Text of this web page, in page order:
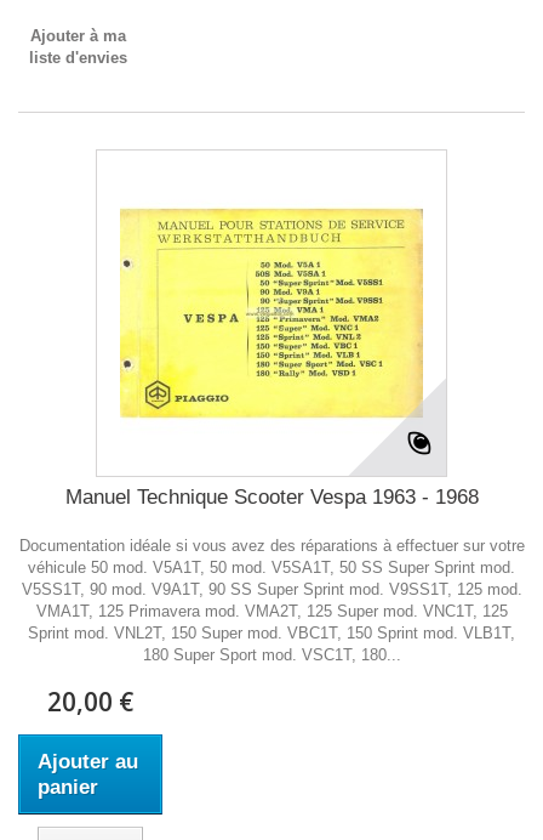
Ajouter à ma
liste d'envies
Manuel Technique Scooter Vespa 1963 - 1968
Documentation idéale si vous avez des réparations à effectuer sur votre
véhicule 50 mod. V5A1T, 50 mod. V5SA1T, 50 SS Super Sprint mod.
V5SS1T, 90 mod. V9A1T, 90 SS Super Sprint mod. V9SS1T, 125 mod.
VMA1T, 125 Primavera mod. VMA2T, 125 Super mod. VNC1T, 125
Sprint mod. VNL2T, 150 Super mod. VBC1T, 150 Sprint mod. VLB1T,
180 Super Sport mod. VSC1T, 180...
20,00 €
Ajouter au
panier